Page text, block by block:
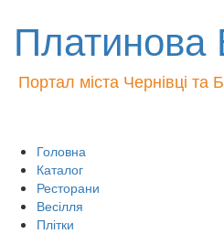
Платинова
Портал міста Чернівці та
Головна
Каталог
Ресторани
Весілля
Плітки